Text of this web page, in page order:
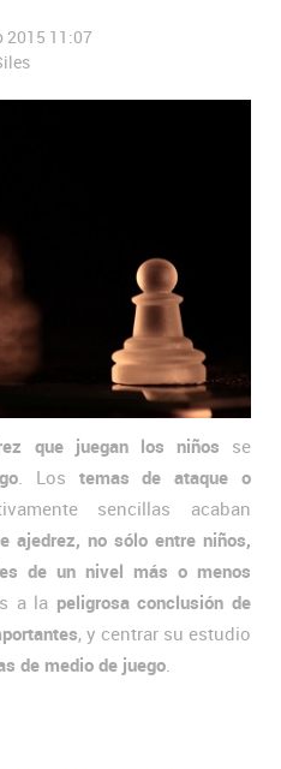
2015 11:07
que juegan los niños se
. Los temas de ataque o
sencillas acaban
ajedrez, no sólo entre niños,
de un nivel más o menos
a la peligrosa conclusión de
, y centrar su estudio
de medio de juego.